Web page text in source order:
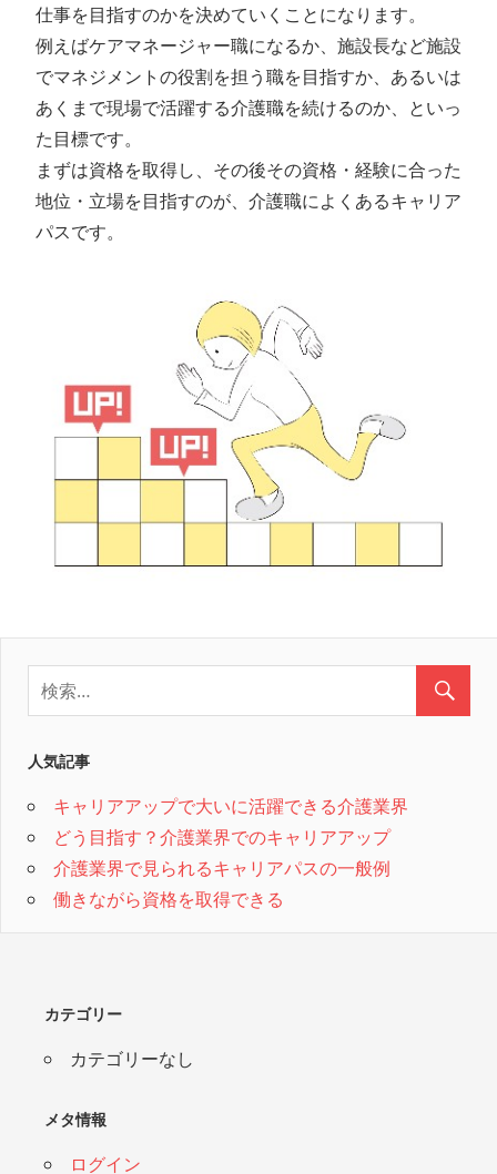
仕事を目指すのかを決めていくことになります。
例えばケアマネージャー職になるか、施設長など施設
でマネジメントの役割を担う職を目指すか、あるいは
あくまで現場で活躍する介護職を続けるのか、といっ
た目標です。
まずは資格を取得し、その後その資格・経験に合った
地位・立場を目指すのが、介護職によくあるキャリア
パスです。
人気記事
キャリアアップで大いに活躍できる介護業界
どう目指す？介護業界でのキャリアアップ
介護業界で見られるキャリアパスの一般例
働きながら資格を取得できる
カテゴリー
カテゴリーなし
メタ情報
ログイン